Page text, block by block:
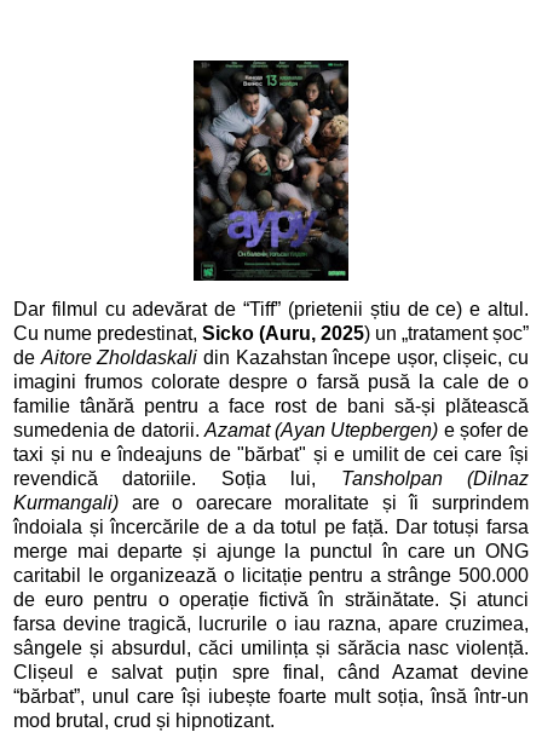
Dar filmul cu adevărat de “Tiff” (prietenii știu de ce) e altul.
Cu nume predestinat, Sicko (Auru, 2025) un „tratament șoc”
de Aitore Zholdaskali din Kazahstan începe ușor, clișeic, cu
imagini frumos colorate despre o farsă pusă la cale de o
familie tânără pentru a face rost de bani să-și plătească
sumedenia de datorii. Azamat (Ayan Utepbergen) e șofer de
taxi și nu e îndeajuns de "bărbat" și e umilit de cei care își
revendică datoriile. Soția lui, Tansholpan (Dilnaz
Kurmangali) are o oarecare moralitate și îi surprindem
îndoiala și încercările de a da totul pe față. Dar totuși farsa
merge mai departe și ajunge la punctul în care un ONG
caritabil le organizează o licitație pentru a strânge 500.000
de euro pentru o operație fictivă în străinătate. Și atunci
farsa devine tragică, lucrurile o iau razna, apare cruzimea,
sângele și absurdul, căci umilința și sărăcia nasc violență.
Clișeul e salvat puțin spre final, când Azamat devine
“bărbat”, unul care își iubește foarte mult soția, însă într-un
mod brutal, crud și hipnotizant.